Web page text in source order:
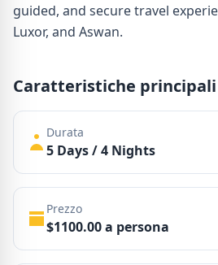
guided, and secure travel
Luxor, and Aswan.
Caratteristiche principali
Durata
5 Days / 4 Nights
Prezzo
$1100.00 a persona